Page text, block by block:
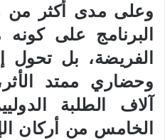
وعلى مدى أكثر من
البرنامج على كونه
الفريضة، بل
وحضاري ممتد
آلاف الطلبة
الخامس من أركان